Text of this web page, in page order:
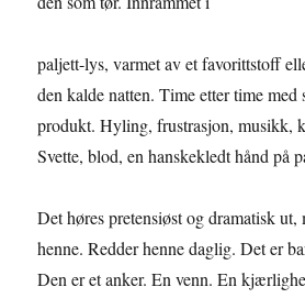
paljett-lys, varmet av et favorittstoff
den kalde natten. Time etter time med
produkt. Hyling, frustrasjon, musikk,
Svette, blod, en hanskekledt hånd på
Det høres pretensiøst og dramatisk ut,
henne. Redder henne daglig. Det er
Den er et anker. En venn. En